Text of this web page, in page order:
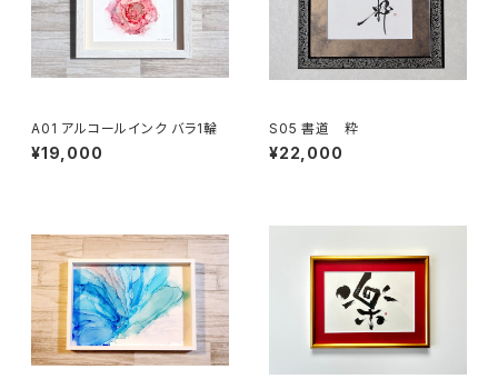
A01 アルコールインク バラ1輪
¥19,000
S05 書道 粋
¥22,000